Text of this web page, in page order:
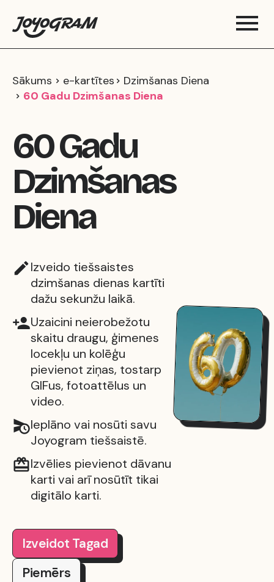
Sākums e-kartītes
Dzimšanas Diena
60 Gadu Dzimšanas Diena
60 Gadu
Dzimšanas
Diena
Izveido tiešsaistes
dzimšanas dienas kartīti
dažu sekunžu laikā.
Uzaicini neierobežotu
skaitu draugu, ģimenes
locekļu un kolēģu
pievienot ziņas, tostarp
GIFus, fotoattēlus un
video.
Ieplāno vai nosūti savu
Joyogram tiešsaistē.
Izvēlies pievienot dāvanu
karti vai arī nosūtīt tikai
digitālo karti.
Izveidot Tagad
Piemērs